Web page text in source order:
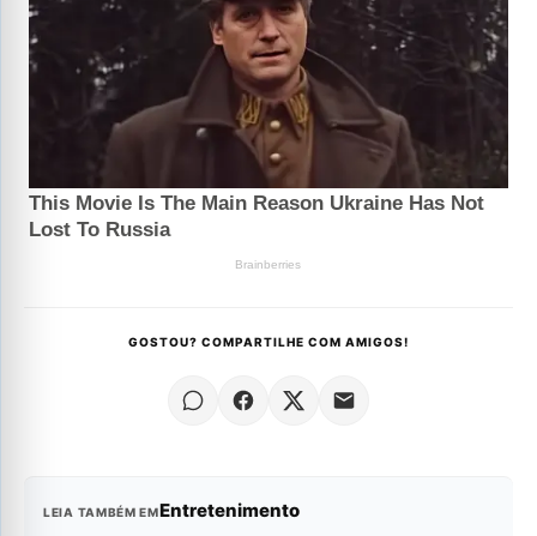
GOSTOU? COMPARTILHE COM AMIGOS!
LEIA TAMBÉM EMEntretenimento